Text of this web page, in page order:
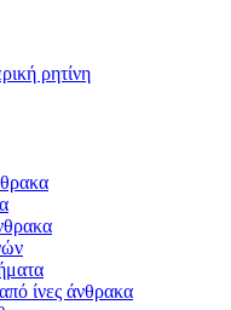
ρητίνη
ίνες άνθρακα